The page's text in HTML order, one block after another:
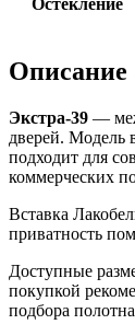
Описание
Экстра-39 —
дверей. Модель
подходит для
коммерческих
Вставка
приватность
Доступные
покупкой
подбора